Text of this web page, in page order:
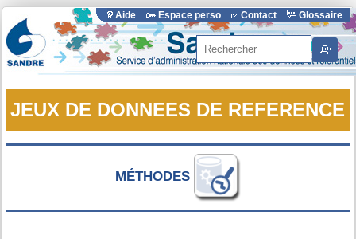
Aide Espace perso Contact Glossaire
Rechercher
JEUX DE DONNEES DE REFERENCE
MÉTHODES